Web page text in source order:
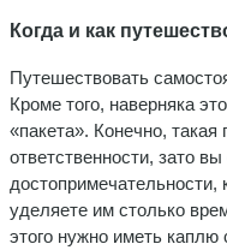
Когда и как
Путешествовать
Кроме того, наверняка
«пакета». Конечно,
ответственности, зато
достопримечательности,
уделяете им столько
этого нужно иметь